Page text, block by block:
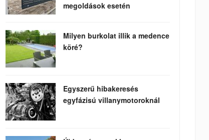
megoldások esetén
Milyen burkolat illik a medence
köré?
Egyszerű hibakeresés
egyfázisú villanymotoroknál